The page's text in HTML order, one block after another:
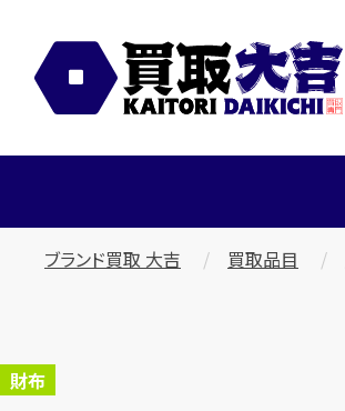
ブランド買取 大吉 買取品目
財布